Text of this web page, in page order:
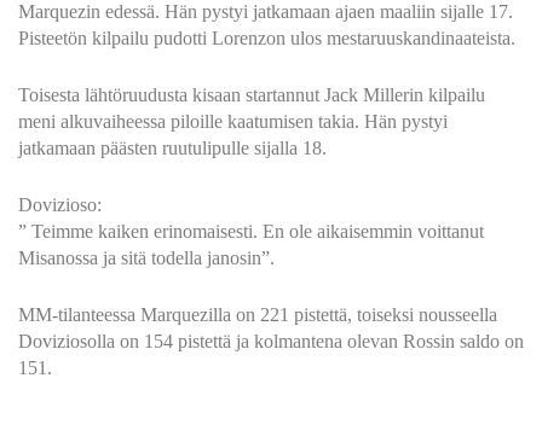
Marquezin edessä. Hän pystyi jatkamaan ajaen maaliin sijalle 17.
Pisteetön kilpailu pudotti Lorenzon ulos mestaruuskandinaateista.
Toisesta lähtöruudusta kisaan startannut Jack Millerin kilpailu
meni alkuvaiheessa piloille kaatumisen takia. Hän pystyi
jatkamaan päästen ruutulipulle sijalla 18.
Dovizioso:
” Teimme kaiken erinomaisesti. En ole aikaisemmin voittanut
Misanossa ja sitä todella janosin”.
MM-tilanteessa Marquezilla on 221 pistettä, toiseksi nousseella
Doviziosolla on 154 pistettä ja kolmantena olevan Rossin saldo on
151.